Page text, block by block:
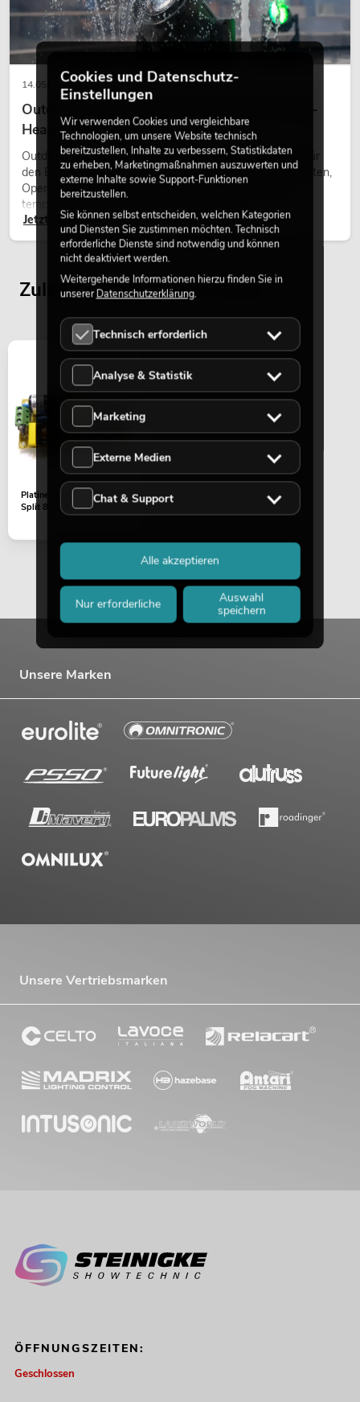
14.05.2026
Outdoor Moving-Heads: Wetterfeste Moving-
Heads bei Events
Outdoor Moving-Heads sind bewegliche Scheinwerfer für
den Einsatz im Freien. Sie werden bei Festivals, Stadtfesten,
Open-Air-Konzerten, Architekturinszenierungen und
temporären Außeninstallationen eingesetzt.
Jetzt lesen
Zuletzt angesehene Artikel
Platine (Netzteil) DMX
Split 8x
Unsere Marken
Unsere Vertriebsmarken
ÖFFNUNGSZEITEN:
Geschlossen
Cookies und Datenschutz-
Einstellungen
Wir verwenden Cookies und vergleichbare
Technologien, um unsere Website technisch
bereitzustellen, Inhalte zu verbessern, Statistikdaten
zu erheben, Marketingmaßnahmen auszuwerten und
externe Inhalte sowie Support-Funktionen
bereitzustellen.
Sie können selbst entscheiden, welchen Kategorien
und Diensten Sie zustimmen möchten. Technisch
erforderliche Dienste sind notwendig und können
nicht deaktiviert werden.
Weitergehende Informationen hierzu finden Sie in
unsererDatenschutzerklärung.
Technisch erforderlich
Analyse & Statistik
Marketing
Externe Medien
Chat & Support
Nur erforderliche
Auswahl
speichern
Alle akzeptieren